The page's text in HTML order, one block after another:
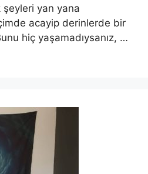
şeyleri yan yana
acayip derinlerde bir
hiç yaşamadıysanız, …